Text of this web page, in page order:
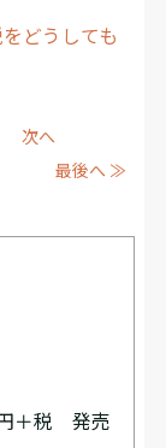
どうしても
次へ
最後へ ≫
＋税 発売